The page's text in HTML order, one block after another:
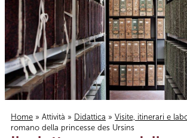
Tu sei qui
Home » Attività » Didattica » Visite, itinerari e
romano della princesse des Ursins